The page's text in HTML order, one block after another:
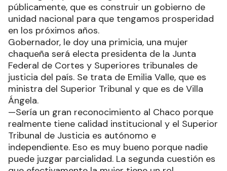
públicamente, que es construir un gobierno de
unidad nacional para que tengamos prosperidad
en los próximos años.
Gobernador, le doy una primicia, una mujer
chaqueña será electa presidenta de la Junta
Federal de Cortes y Superiores tribunales de
justicia del país. Se trata de Emilia Valle, que es
ministra del Superior Tribunal y que es de Villa
Ángela.
—Sería un gran reconocimiento al Chaco porque
realmente tiene calidad institucional y el Superior
Tribunal de Justicia es autónomo e
independiente. Eso es muy bueno porque nadie
puede juzgar parcialidad. La segunda cuestión es